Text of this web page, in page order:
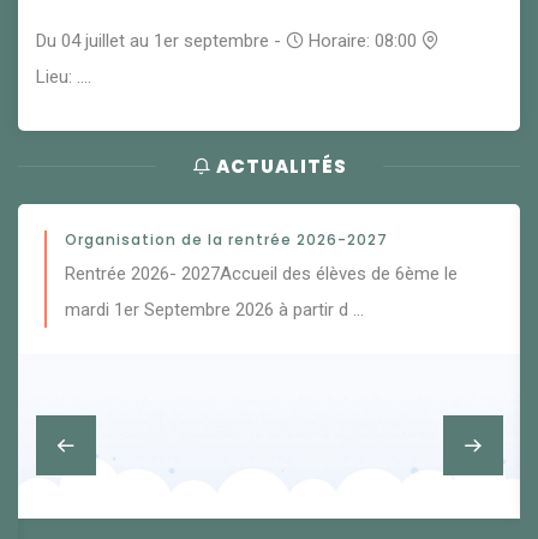
Du 04 juillet au 1er septembre -
Horaire: 08:00
Lieu: ....
ACTUALITÉS
Organisation de la rentrée 2026-2027
Rentrée 2026- 2027Accueil des élèves de 6ème le
mardi 1er Septembre 2026 à partir d …